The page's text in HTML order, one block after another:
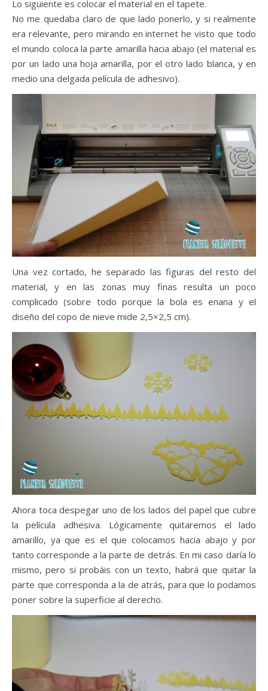
Lo siguiente es colocar el material en el tapete.
No me quedaba claro de que lado ponerlo, y si realmente
era relevante, pero mirando en internet he visto que todo
el mundo coloca la parte amarilla hacia abajo (el material es
por un lado una hoja amarilla, por el otro lado blanca, y en
medio una delgada película de adhesivo).
Una vez cortado, he separado las figuras del resto del
material, y en las zonas muy finas resulta un poco
complicado (sobre todo porque la bola es enana y el
diseño del copo de nieve mide 2,5×2,5 cm).
Ahora toca despegar uno de los lados del papel que cubre
la película adhesiva. Lógicamente quitaremos el lado
amarillo, ya que es el que colocamos hacia abajo y por
tanto corresponde a la parte de detrás. En mi caso daría lo
mismo, pero si probáis con un texto, habrá que quitar la
parte que corresponda a la de atrás, para que lo podamos
poner sobre la superficie al derecho.